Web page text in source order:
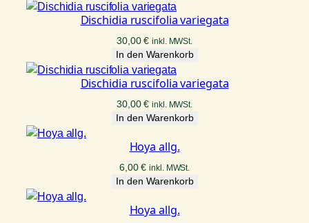
Dischidia ruscifolia variegata
30,00€ inkl. MWSt.
In den Warenkorb
Dischidia ruscifolia variegata
30,00€ inkl. MWSt.
In den Warenkorb
Hoya allg.
6,00€ inkl. MWSt.
In den Warenkorb
Hoya allg.